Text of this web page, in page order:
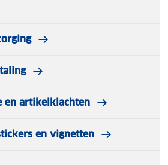
en artikelklachten
en vignetten